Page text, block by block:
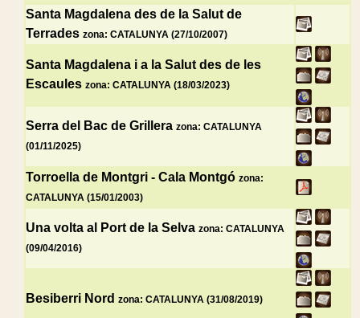
Santa Magdalena des de la Salut de
Terrades zona: CATALUNYA (27/10/2007)
Santa Magdalena i a la Salut des de les
Escaules zona: CATALUNYA (18/03/2023)
Serra del Bac de Grillera zona: CATALUNYA
(01/11/2025)
Torroella de Montgri - Cala Montgó zona:
CATALUNYA (15/01/2003)
Una volta al Port de la Selva zona: CATALUNYA
(09/04/2016)
Besiberri Nord zona: CATALUNYA (31/08/2019)